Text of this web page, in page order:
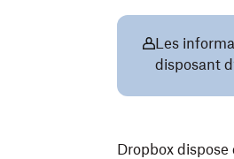
Les
disposant
Dropbox